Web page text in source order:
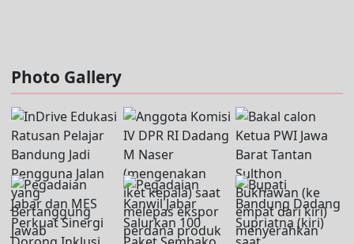
Photo Gallery